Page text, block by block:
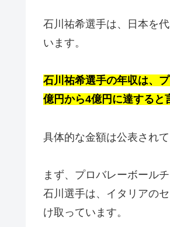
石川祐希選手は、日本を
います。
石川祐希選手の年収は、
億円から4億円に達すると
具体的な金額は公表され
まず、プロバレーボール
石川選手は、イタリアの
け取っています。